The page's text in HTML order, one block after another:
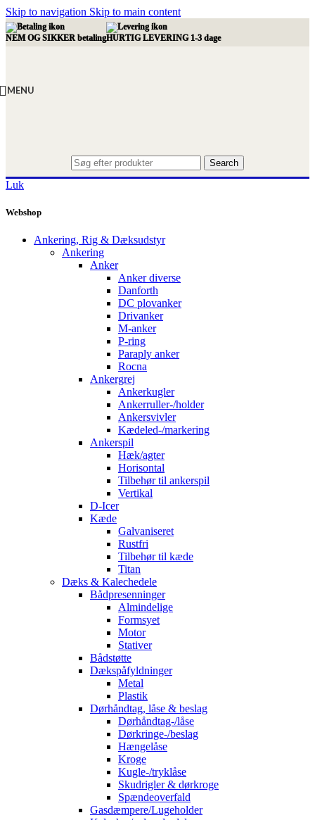
Skip to navigation Skip to main content
NEM OG SIKKER betalingHURTIG LEVERING 1-3 dage
MENU
Search
Luk
Webshop
Ankering, Rig & Dæksudstyr
Ankering
Anker
Anker diverse
Danforth
DC plovanker
Drivanker
M-anker
P-ring
Paraply anker
Rocna
Ankergrej
Ankerkugler
Ankerruller-/holder
Ankersvivler
Kædeled-/markering
Ankerspil
Hæk/agter
Horisontal
Tilbehør til ankerspil
Vertikal
D-Icer
Kæde
Galvaniseret
Rustfri
Tilbehør til kæde
Titan
Dæks & Kalechedele
Bådpresenninger
Almindelige
Formsyet
Motor
Stativer
Bådstøtte
Dækspåfyldninger
Metal
Plastik
Dørhåndtag, låse & beslag
Dørhåndtag-/låse
Dørkringe-/beslag
Hængelåse
Kroge
Kugle-/tryklåse
Skudrigler & dørkroge
Spændeoverfald
Gasdæmpere/Lugeholder